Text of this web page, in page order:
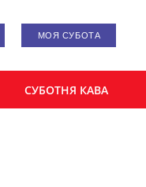
МОЯ СУБОТА
СУБОТНЯ КАВА